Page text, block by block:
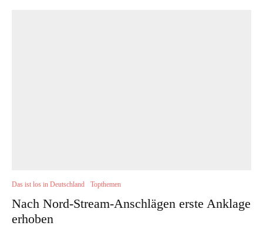
Das ist los in Deutschland Topthemen
Nach Nord-Stream-Anschlägen erste Anklage
erhoben